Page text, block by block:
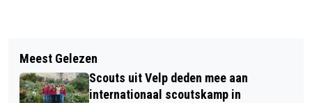
BEKENDMAKINGEN GEMEENTE
RHEDEN
PODOTHERAPIE KAN OUDERE VOETEN
HELPEN
Meest Gelezen
Scouts uit Velp deden mee aan
internationaal scoutskamp in